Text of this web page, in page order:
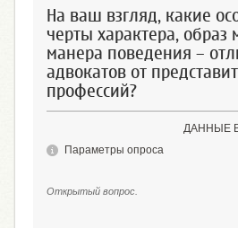
На ваш взгляд, какие
черты характера, образ
манера поведения –
адвокатов от
профессий?
ДАННЫЕ
Параметры опроса
Открытый вопрос.